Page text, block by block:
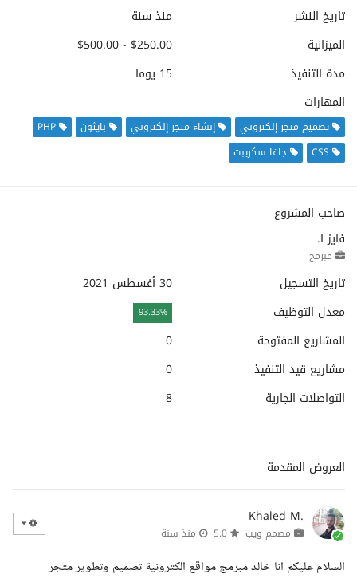
تاريخ النشر
منذ سنة
الميزانية
$250.00 - $500.00
مدة التنفيذ
15 يوما
المهارات
تصميم متجر إلكتروني إنشاء متجر إلكتروني بايثون
PHP
CSS
جافا سكريبت
صاحب المشروع
فايز ا.
مبرمج
تاريخ التسجيل
30 أغسطس 2021
معدل التوظيف
93.33%
المشاريع المفتوحة
0
مشاريع قيد التنفيذ
0
التواصلات الجارية
8
العروض المقدمة
Khaled M.
مصمم ويب منذ سنة
السلام عليكم انا خالد مبرمج مواقع الكترونية تصميم وتطوير متجر